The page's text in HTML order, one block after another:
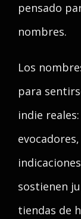
pensado
nombres.
Los
para
indie
sostienen
tiendas de